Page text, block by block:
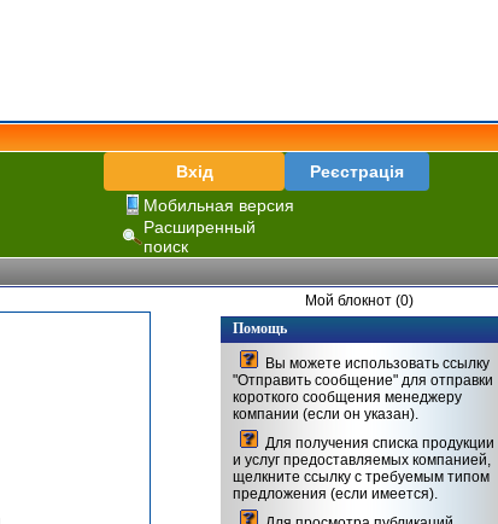
Вхід
Реєстрація
Мобильная версия
Расширенный
поиск
Мой блокнот (0)
Помощь
Вы можете использовать ссылку
"Отправить сообщение" для отправки
короткого сообщения менеджеру
компании (если он указан).
Для получения списка продукции
и услуг предоставляемых компанией,
щелкните ссылку с требуемым типом
предложения (если имеется).